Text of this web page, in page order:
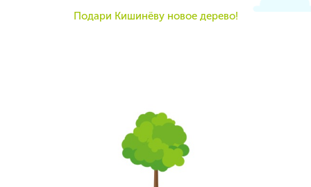
Подари Кишинёву новое дерево!